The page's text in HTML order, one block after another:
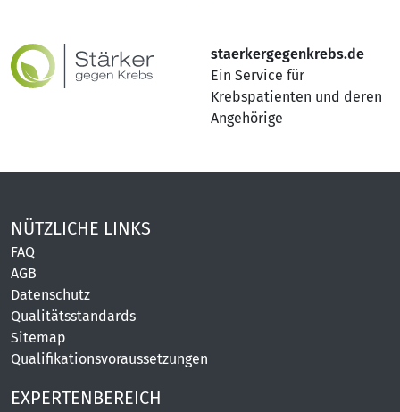
staerkergegenkrebs.de
Ein Service für
Krebspatienten und deren
Angehörige
NÜTZLICHE LINKS
FAQ
AGB
Datenschutz
Qualitätsstandards
Sitemap
Qualifikationsvoraussetzungen
EXPERTENBEREICH